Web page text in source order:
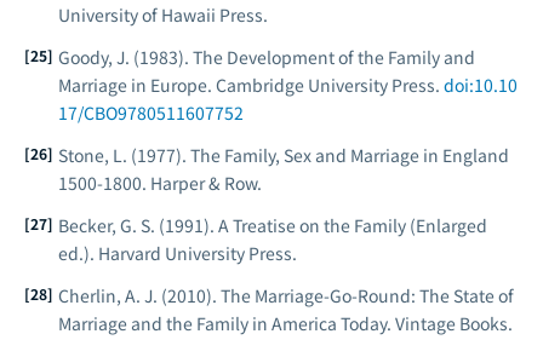
University of Hawaii Press.
Goody, J. (1983). The Development of the Family and
Marriage in Europe. Cambridge University Press. doi:10.10
17/CBO9780511607752
Stone, L. (1977). The Family, Sex and Marriage in England
1500-1800. Harper & Row.
Becker, G. S. (1991). A Treatise on the Family (Enlarged
ed.). Harvard University Press.
Cherlin, A. J. (2010). The Marriage-Go-Round: The State of
Marriage and the Family in America Today. Vintage Books.